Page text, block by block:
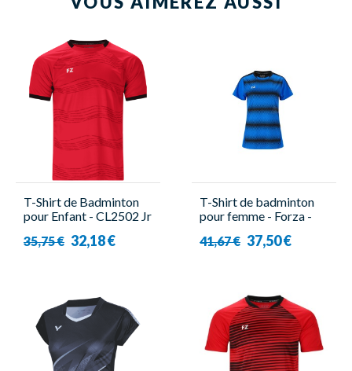
T-Shirt de Badminton
pour Enfant - CL2502 Jr
35,75 € 32,18 €
T-Shirt de badminton
pour femme - Forza -
41,67 € 37,50 €